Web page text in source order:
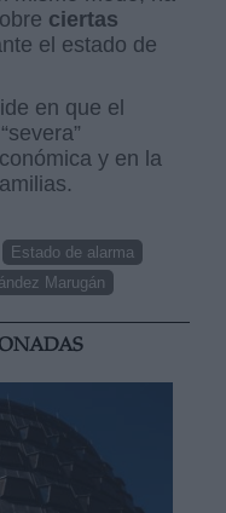
ciertas
el estado de
en que el
y en la
Estado de alarma
Marugán